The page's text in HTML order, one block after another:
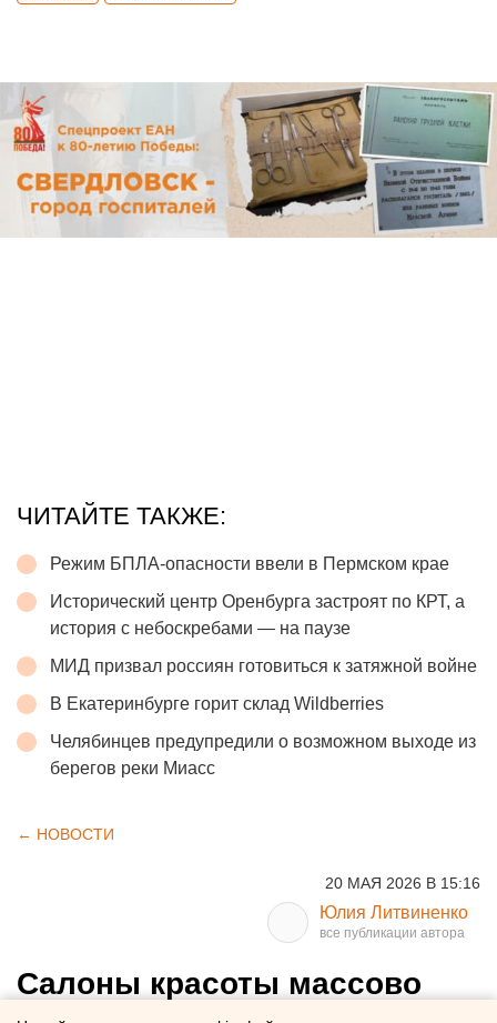
ЧИТАЙТЕ ТАКЖЕ:
Режим БПЛА-опасности ввели в Пермском крае
Исторический центр Оренбурга застроят по КРТ, а
история с небоскребами — на паузе
МИД призвал россиян готовиться к затяжной войне
В Екатеринбурге горит склад Wildberries
Челябинцев предупредили о возможном выходе из
берегов реки Миасс
← НОВОСТИ
20 МАЯ 2026 В 15:16
Юлия Литвиненко
Салоны красоты массово